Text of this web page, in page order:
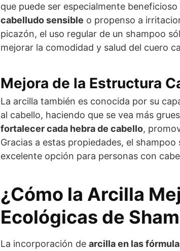
que puede ser especialmente
cabelludo sensible o propenso a
picazón, el uso regular de un shampoo
mejorar la comodidad y salud del cuero
Mejora de la Estructura
La arcilla también es conocida por su
al cabello, haciendo que se vea más
fortalecer cada hebra de cabello,
Gracias a estas propiedades, el
excelente opción para personas con
¿Cómo la Arcilla
Ecológicas de
La incorporación de arcilla en las